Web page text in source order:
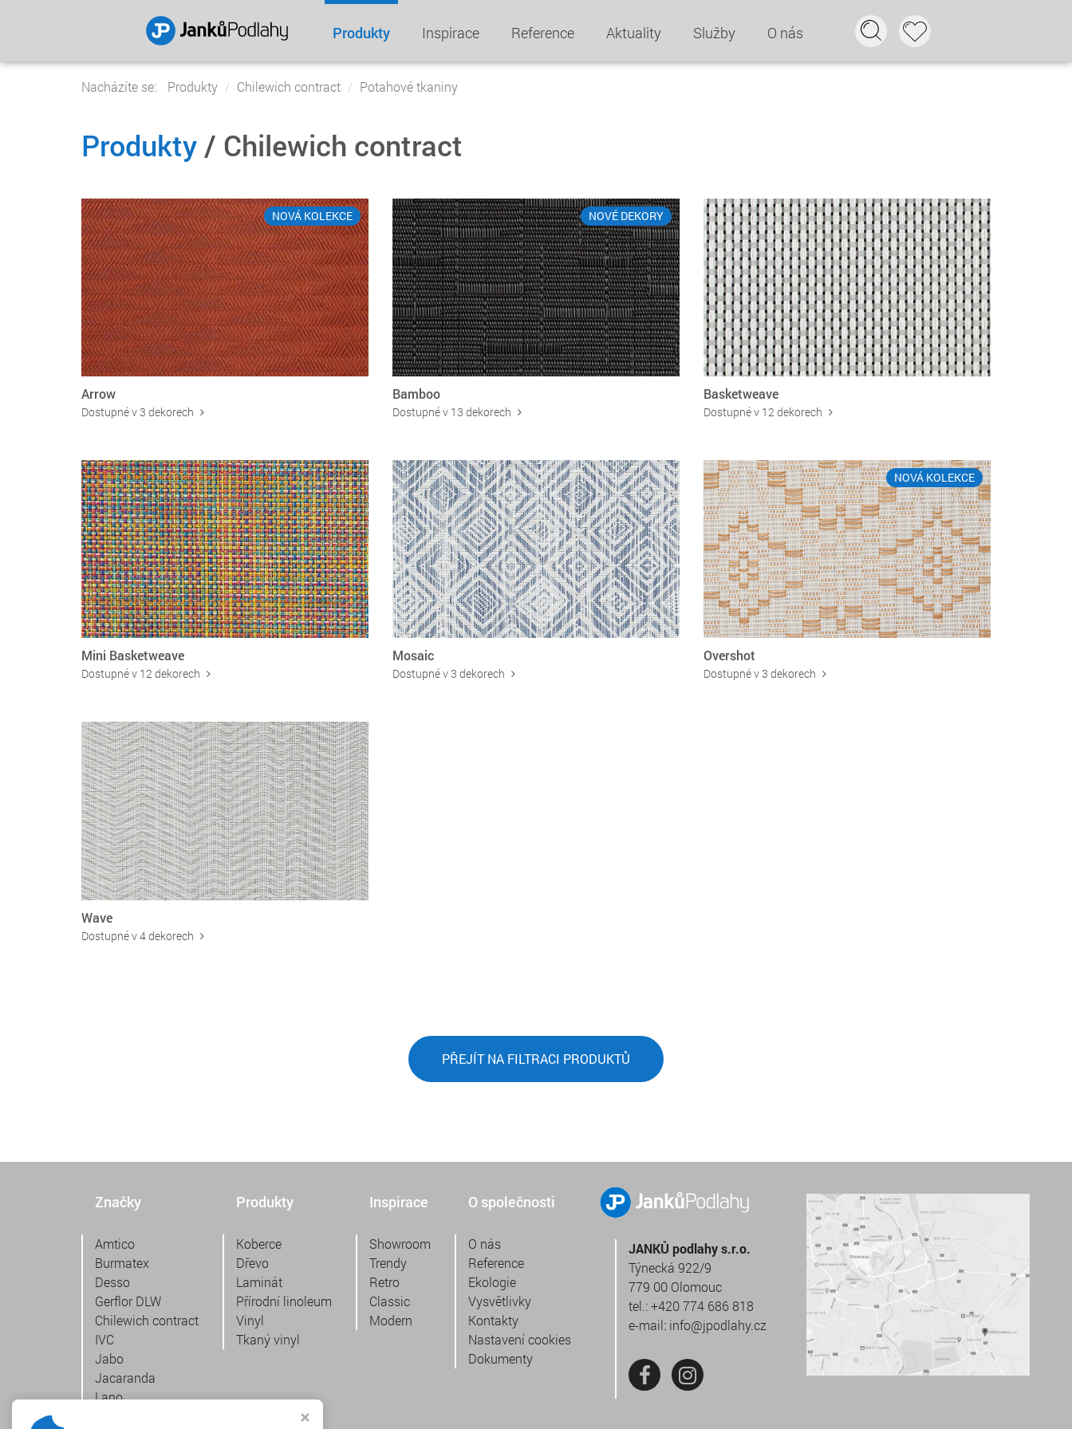
Produkty Inspirace Reference Aktuality Služby O nás
Nacházíte se: Produkty Chilewich contract Potahové tkaniny
Produkty / Chilewich contract
NOVÁ KOLEKCE
Arrow
Dostupné v 3 dekorech
NOVÉ DEKORY
Bamboo
Dostupné v 13 dekorech
Basketweave
Dostupné v 12 dekorech
Mini Basketweave
Dostupné v 12 dekorech
Mosaic
Dostupné v 3 dekorech
NOVÁ KOLEKCE
Overshot
Dostupné v 3 dekorech
Wave
Dostupné v 4 dekorech
PŘEJÍT NA FILTRACI PRODUKTŮ
Značky
Amtico
Burmatex
Desso
Gerflor DLW
Chilewich contract
IVC
Jabo
Jacaranda
Lano
Produkty
Koberce
Dřevo
Laminát
Přírodní linoleum
Vinyl
Tkaný vinyl
Inspirace
Showroom
Trendy
Retro
Classic
Modern
O společnosti
O nás
Reference
Ekologie
Vysvětlivky
Kontakty
Nastavení cookies
Dokumenty
JANKŮ podlahy s.r.o.
Týnecká 922/9
779 00 Olomouc
tel.:+420 774 686 818
e-mail: info@jpodlahy.cz